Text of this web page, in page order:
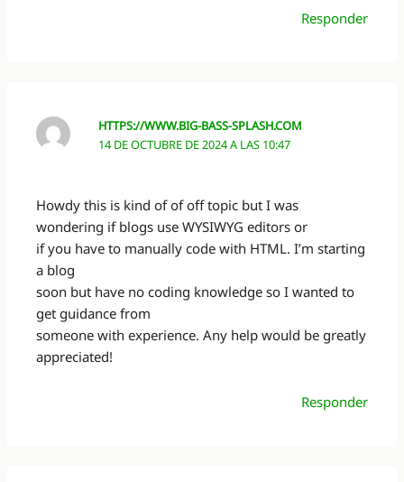
Responder
HTTPS://WWW.BIG-BASS-SPLASH.COM
14 DE OCTUBRE DE 2024 A LAS 10:47
Howdy this is kind of of off topic but I was
wondering if blogs use WYSIWYG editors or
if you have to manually code with HTML. I’m starting
a blog
soon but have no coding knowledge so I wanted to
get guidance from
someone with experience. Any help would be greatly
appreciated!
Responder